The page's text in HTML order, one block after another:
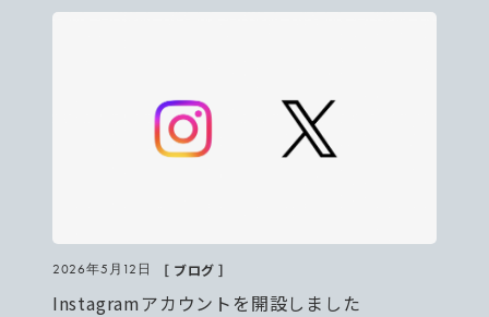
2026年5月12日 ［ ブログ ］
Instagramアカウントを開設しました